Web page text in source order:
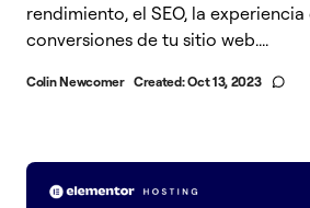
rendimiento, el SEO, la
conversiones de tu sitio web....
Colin Newcomer Created:Oct 13, 2023